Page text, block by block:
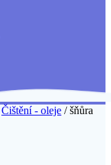
Čištění - oleje / šňůra